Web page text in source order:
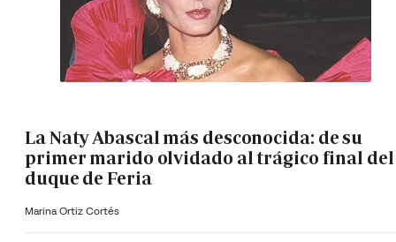
La Naty Abascal más desconocida: de su
primer marido olvidado al trágico final del
duque de Feria
Marina Ortiz Cortés